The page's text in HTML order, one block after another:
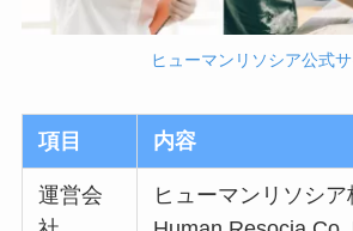
ヒューマンリソシア公式サ
項目 内容
運営会
ヒューマンリソシア